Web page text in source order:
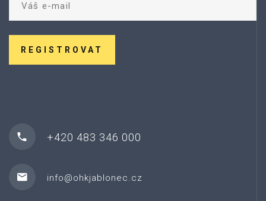
REGISTROVAT
+420 483 346 000
info@ohkjablonec.cz